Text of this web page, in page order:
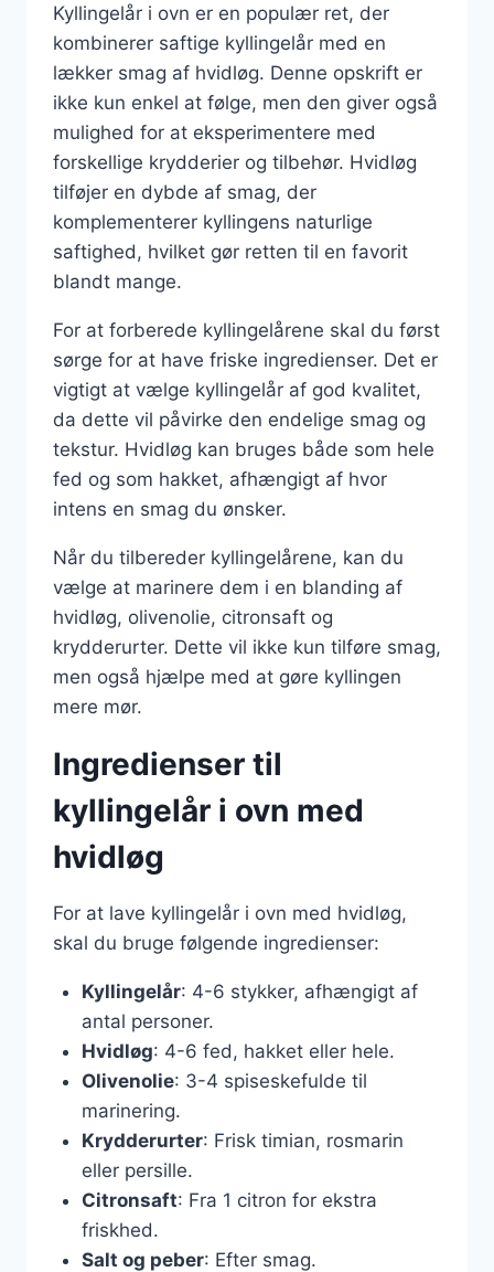
Kyllingelår i ovn er en populær ret, der
kombinerer saftige kyllingelår med en
lækker smag af hvidløg. Denne opskrift er
ikke kun enkel at følge, men den giver også
mulighed for at eksperimentere med
forskellige krydderier og tilbehør. Hvidløg
tilføjer en dybde af smag, der
komplementerer kyllingens naturlige
saftighed, hvilket gør retten til en favorit
blandt mange.
For at forberede kyllingelårene skal du først
sørge for at have friske ingredienser. Det er
vigtigt at vælge kyllingelår af god kvalitet,
da dette vil påvirke den endelige smag og
tekstur. Hvidløg kan bruges både som hele
fed og som hakket, afhængigt af hvor
intens en smag du ønsker.
Når du tilbereder kyllingelårene, kan du
vælge at marinere dem i en blanding af
hvidløg, olivenolie, citronsaft og
krydderurter. Dette vil ikke kun tilføre smag,
men også hjælpe med at gøre kyllingen
mere mør.
Ingredienser til
kyllingelår i ovn med
hvidløg
For at lave kyllingelår i ovn med hvidløg,
skal du bruge følgende ingredienser:
Kyllingelår: 4-6 stykker, afhængigt af
antal personer.
Hvidløg: 4-6 fed, hakket eller hele.
Olivenolie: 3-4 spiseskefulde til
marinering.
Krydderurter: Frisk timian, rosmarin
eller persille.
Citronsaft: Fra 1 citron for ekstra
friskhed.
Salt og peber: Efter smag.